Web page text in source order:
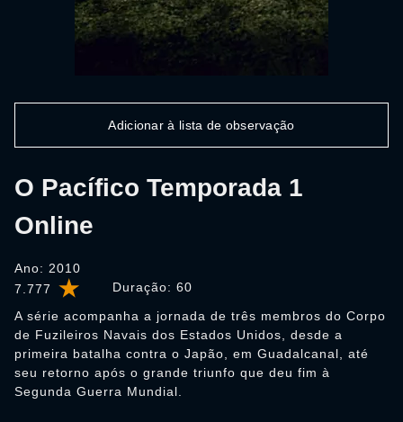
7.777 Duração: 60
O Pacífico Temporada 1
Online
Ano: 2010
A série acompanha a jornada de três membros do Corpo
de Fuzileiros Navais dos Estados Unidos, desde a
primeira batalha contra o Japão, em Guadalcanal, até
seu retorno após o grande triunfo que deu fim à
Segunda Guerra Mundial.
Adicionar à lista de observação